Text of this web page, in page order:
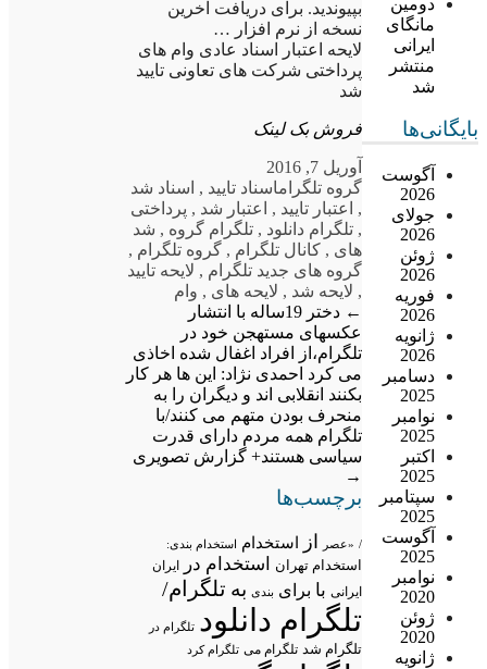
مانگای
ایرانی
منتشر
شد
بایگانی‌ها
آگوست
2026
جولای
2026
ژوئن
2026
فوریه
2026
ژانویه
2026
دسامبر
2025
نوامبر
2025
اکتبر
2025
سپتامبر
2025
آگوست
2025
نوامبر
2020
ژوئن
2020
ژانویه
بپیوندید. برای دریافت آخرین
نسخه از نرم افزار …
لایحه اعتبار اسناد عادی وام های
پرداختی شرکت های تعاونی تایید
شد
فروش بک لینک
آوریل 7, 2016
گروه تلگراماسناد تایید , اسناد شد
,
اعتبار تایید , اعتبار شد , پرداختی
, تلگرام دانلود , تلگرام گروه , شد
های , کانال تلگرام , گروه تلگرام ,
گروه های جدید تلگرام , لایحه تایید
, لایحه شد , لایحه های , وام
←
دختر 19ساله با انتشار
عکسهای مستهجن خود در
تلگرام،از افراد اغفال شده اخاذی
می کرد احمدی نژاد: این ها هر کار
بکنند انقلابی اند و دیگران را به
منحرف بودن متهم می کنند/با
تلگرام همه مردم دارای قدرت
سیاسی هستند+ گزارش تصویری
→
برچسب‌ها
/ «عصر از استخدام استخدام بندی:
استخدام تهران استخدام در ایران
ایرانی با برای بندی به تلگرام/
تلگرام دانلود تلگرام در
تلگرام شد تلگرام می تلگرام کرد